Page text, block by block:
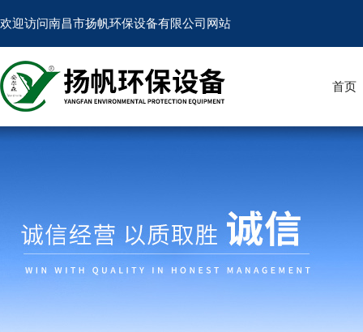
欢迎访问南昌市扬帆环保设备有限公司网站
首页